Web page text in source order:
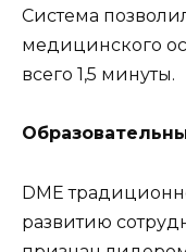
Система
медицинского
всего 1,5 минуты.
DME
развитию